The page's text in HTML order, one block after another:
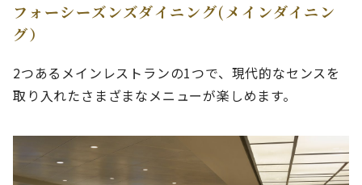
フォーシーズンズダイニング(メインダイニン
グ）
2つあるメインレストランの1つで、現代的なセンスを
取り入れたさまざまなメニューが楽しめます。